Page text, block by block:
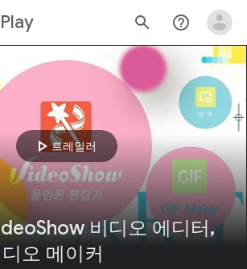
Play search help_outline
play_arrow트레일러
비디오 에디터,
오 메이커